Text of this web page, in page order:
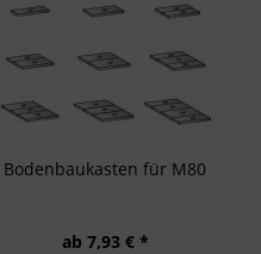
Bodenbaukasten für M80
ab 7,93 € *